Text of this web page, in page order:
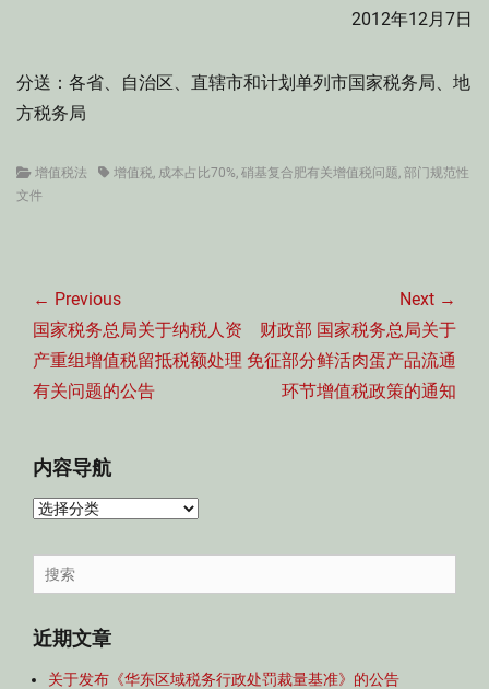
2012年12月7日
分送：各省、自治区、直辖市和计划单列市国家税务局、地
方税务局
Categories
增值税法 Tags增值税, 成本占比70%, 硝基复合肥有关增值税问题, 部门规范性
文件
章
导
航
← Previous
Previous
post:
国家税务总局关于纳税人资
产重组增值税留抵税额处理
有关问题的公告
Next →
Next
post:
财政部 国家税务总局关于
免征部分鲜活肉蛋产品流通
环节增值税政策的通知
内容导航
内
导
航
Search
for:
近期文章
关于发布《华东区域税务行政处罚裁量基准》的公告